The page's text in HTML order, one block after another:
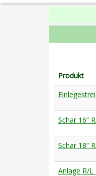
Produkt
Schar 16“
Schar 18“
Anlage R/